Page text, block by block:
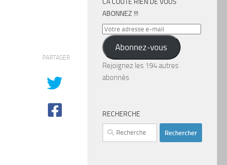
PARTAGER
CA COÛTE RIEN DE VOUS
ABONNEZ !!!
Votre
adresse
e-
mail
Abonnez-vous
Rejoignez les 194 autres
abonnés
RECHERCHE
Rechercher :